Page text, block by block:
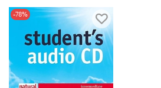
-78%